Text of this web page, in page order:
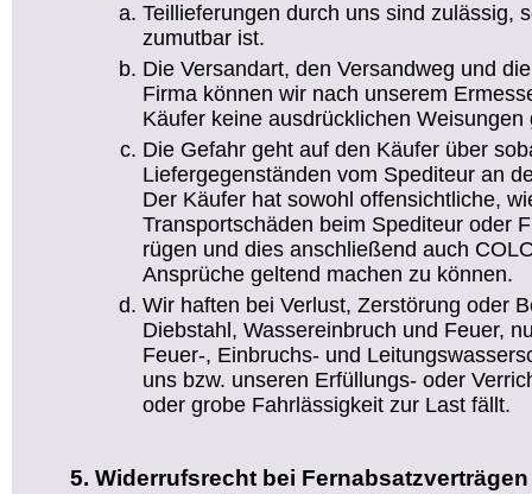
Teillieferungen durch uns sind zulässig,
zumutbar ist.
Die Versandart, den Versandweg und
Firma können wir nach unserem
Käufer keine ausdrücklichen Weisungen
Die Gefahr geht auf den Käufer über
Liefergegenständen vom Spediteur an
Der Käufer hat sowohl offensichtliche,
Transportschäden beim Spediteur oder
rügen und dies anschließend auch
Ansprüche geltend machen zu können.
Wir haften bei Verlust, Zerstörung oder
Diebstahl, Wassereinbruch und Feuer,
Feuer-, Einbruchs- und
uns bzw. unseren Erfüllungs- oder
oder grobe Fahrlässigkeit zur Last fällt.
Widerrufsrecht bei Fernabsatzverträgen